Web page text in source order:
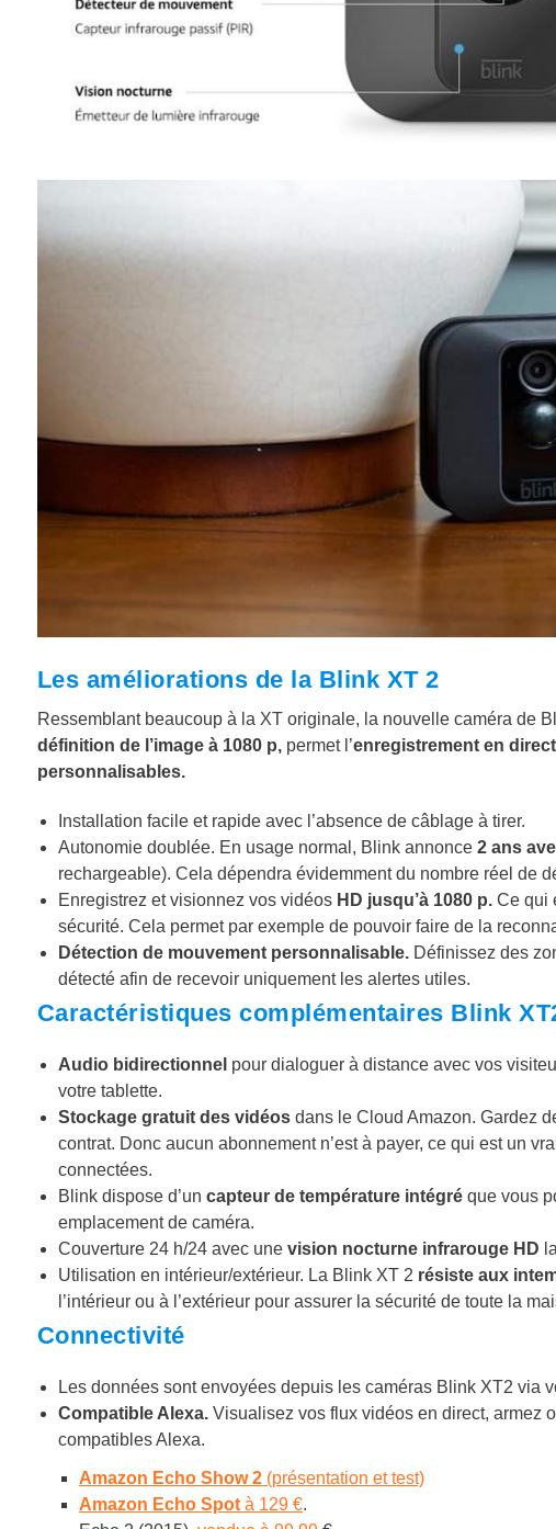
Les améliorations de la Blink XT 2
Ressemblant beaucoup à la XT originale, la nouvelle caméra de
définition de l’image à 1080 p,permet l’enregistrement en direct
personnalisables.
Installation facile et rapide avec l’absence de câblage à tirer.
Autonomie doublée. En usage normal, Blink annonce 2 ans
rechargeable). Cela dépendra évidemment du nombre réel de
Enregistrez et visionnez vos vidéos HD jusqu’à 1080 p. Ce qui
sécurité. Cela permet par exemple de pouvoir faire de la
Détection de mouvement personnalisable. Définissez des
détecté afin de recevoir uniquement les alertes utiles.
Caractéristiques complémentaires Blink
Audio bidirectionnel pour dialoguer à distance avec vos
votre tablette.
Stockage gratuit des vidéosdans le Cloud Amazon. Gardez
contrat. Donc aucun abonnement n’est à payer, ce qui est un
connectées.
Blink dispose d’un capteur de température intégréque vous
emplacement de caméra.
Couverture 24 h/24 avec une vision nocturne infrarouge HD
Utilisation en intérieur/extérieur. La Blink XT 2 résiste aux
l’intérieur ou à l’extérieur pour assurer la sécurité de toute la
Connectivité
Les données sont envoyées depuis les caméras Blink XT2 via
Compatible Alexa. Visualisez vos flux vidéos en direct, armez
compatibles Alexa.
Amazon Echo Show 2(présentation et test)
Amazon Echo Spotà 129 €.